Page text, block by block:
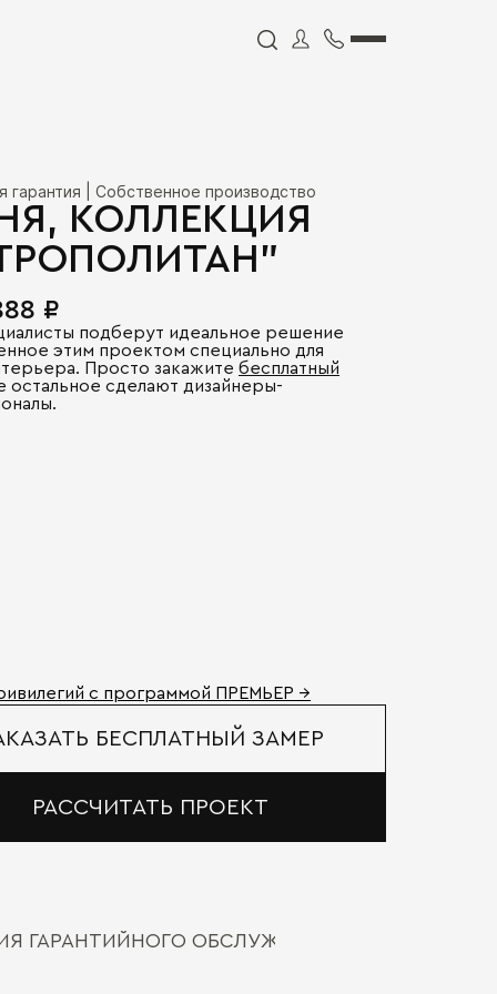
гарантия | Собственное производство
КОЛЛЕКЦИЯ
₽
подберут идеальное решение
этим проектом специально для
Просто закажите бесплатный
остальное сделают дизайнеры-
с программой ПРЕМЬЕР →
БЕСПЛАТНЫЙ ЗАМЕР
РАССЧИТАТЬ ПРОЕКТ
ГАРАНТИЙНОГО ОБСЛУЖИВАНИЯ